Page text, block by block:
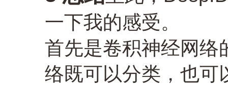
一下我的感受。
首先是卷积神经网络
络既可以分类，也可